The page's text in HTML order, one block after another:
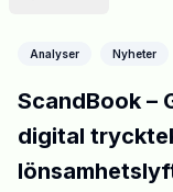
Analyser Nyheter
ScandBook –
digital